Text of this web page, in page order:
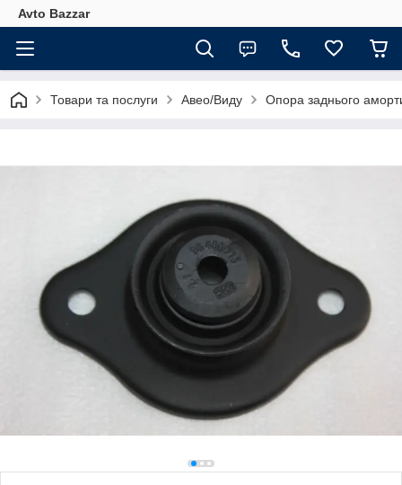
Avto Bazzar
Товари та послуги Авео/Виду Опора заднього